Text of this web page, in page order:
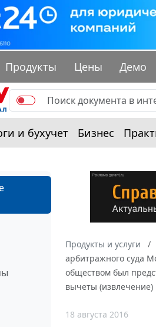
Продукты Цены Демо
и бухучет Бизнес
Продукты и услуги
арбитражного суда
обществом был
вычеты (извлечение)
18 августа 2016